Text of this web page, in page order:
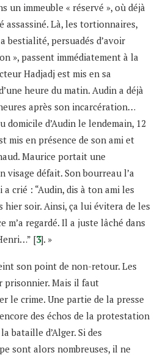
un immeuble « réservé », où déjà
assassiné. Là, les tortionnaires,
bestialité, persuadés d’avoir
», passent immédiatement à la
Hadjadj est mis en sa
heure du matin. Audin a déjà
après son incarcération…
domicile d’Audin le lendemain, 12
mis en présence de son ami et
Maurice portait une
visage défait. Son bourreau l’a
crié : “Audin, dis à ton ami les
hier soir. Ainsi, ça lui évitera de les
m’a regardé. Il a juste lâché dans
[3]. »
son point de non-retour. Les
Mais il faut
le crime. Une partie de la presse
des échos de la protestation
bataille d’Alger. Si des
sont alors nombreuses, il ne